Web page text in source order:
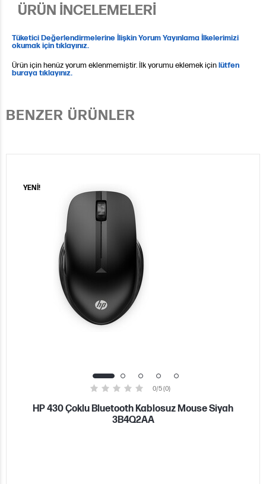
ÜRÜN İNCELEMELERİ
Tüketici Değerlendirmelerine İlişkin Yorum Yayınlama İlkelerimizi
okumak için tıklayınız.
Ürün için henüz yorum eklenmemiştir. İlk yorumu eklemek içinlütfen
buraya tıklayınız.
BENZER ÜRÜNLER
YENİ!
0/5 (0)
HP 430 Çoklu Bluetooth Kablosuz Mouse Siyah
3B4Q2AA